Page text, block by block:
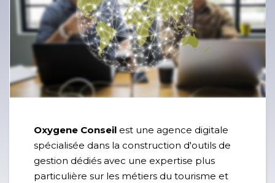
Oxygene Conseil est une agence digitale
spécialisée dans la construction d'outils de
gestion dédiés avec une expertise plus
particulière sur les métiers du tourisme et